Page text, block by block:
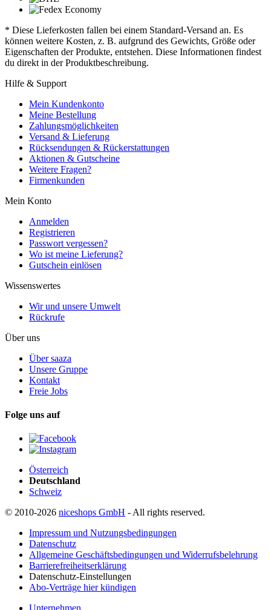
* Diese Lieferkosten fallen bei einem Standard-Versand an. Es
können weitere Kosten, z. B. aufgrund des Gewichts, Größe oder
Eigenschaften der Produkte, entstehen. Diese Informationen findest
du direkt in der Produktbeschreibung.
Hilfe & Support
Mein Kundenkonto
Meine Bestellung
Zahlungsmöglichkeiten
Versand & Lieferung
Rücksendungen & Rückerstattungen
Aktionen & Gutscheine
Weitere Fragen?
Firmenkunden
Mein Konto
Anmelden
Registrieren
Passwort vergessen?
Wo ist meine Lieferung?
Gutschein einlösen
Wissenswertes
Wir und unsere Umwelt
Rückrufe
Über uns
Über saaza
Unsere Gruppe
Kontakt
Freie Jobs
Folge uns auf
Österreich
Deutschland
Schweiz
© 2010-2026 niceshops GmbH - All rights reserved.
Impressum und Nutzungsbedingungen
Datenschutz
Allgemeine Geschäftsbedingungen und Widerrufsbelehrung
Barrierefreiheitserklärung
Datenschutz-Einstellungen
Abo-Verträge hier kündigen